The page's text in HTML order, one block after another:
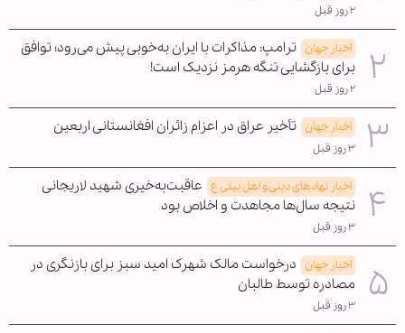
۲ روز قبل
اخبار جهان ترامپ: مذاکرات با ایران به‌خوبی پیش می‌رود؛ توافق
برای بازگشایی تنگه هرمز نزدیک است!
۲ روز قبل
اخبار جهان تأخیر عراق در اعزام زائران افغانستانی اربعین
۳ روز قبل
اخبار نهادهای دینی و اهل بیتی ع عاقبت‌به‌خیری شهید لاریجانی
نتیجه سال‌ها مجاهدت و اخلاص بود
۳ روز قبل
اخبار جهان درخواست مالک شهرک امید سبز برای بازنگری در
مصادره توسط طالبان
۳ روز قبل